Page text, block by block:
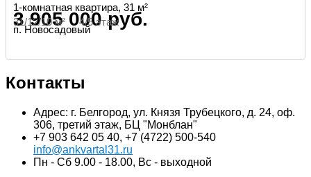
1-комнатная квартира, 31 м²
3 905 000 руб.
31/12/10 м² 4/5 этаж
п. Новосадовый
Контакты
Адрес: г. Белгород, ул. Князя Трубецкого, д. 24, оф.
306, третий этаж, БЦ "Монблан"
+7 903 642 05 40, +7 (4722) 500-540
info@ankvartal31.ru
Пн - Сб 9.00 - 18.00, Вс - выходной